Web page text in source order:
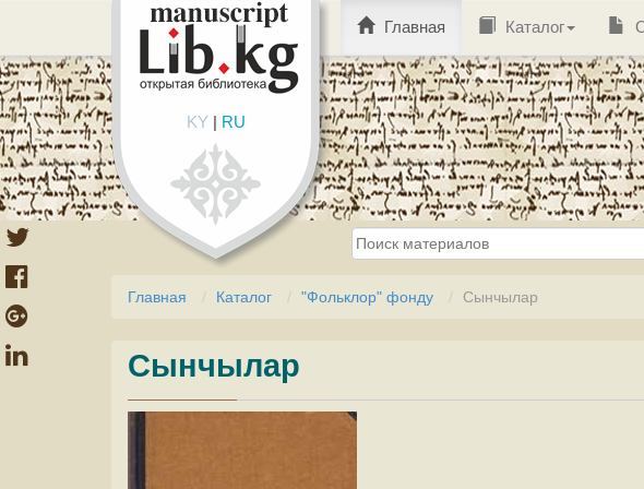
KY| RU
Главная Каталог
Главная Каталог "Фольклор" фонду Сынчылар
Сынчылар